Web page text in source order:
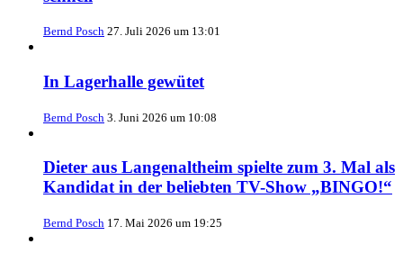
Bernd Posch 27. Juli 2026 um 13:01
In Lagerhalle gewütet
Bernd Posch 3. Juni 2026 um 10:08
Dieter aus Langenaltheim spielte zum 3. Mal als
Kandidat in der beliebten TV-Show „BINGO!“
Bernd Posch 17. Mai 2026 um 19:25